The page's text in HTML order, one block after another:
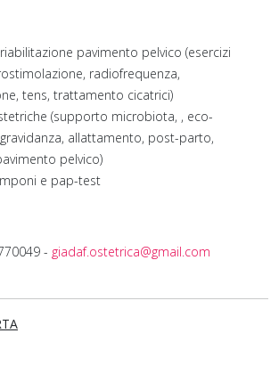
pavimento pelvico (esercizi
radiofrequenza,
tens, trattamento cicatrici)
(supporto microbiota, , eco-
allattamento, post-parto,
pelvico)
e pap-test
- giadaf.ostetrica@gmail.com